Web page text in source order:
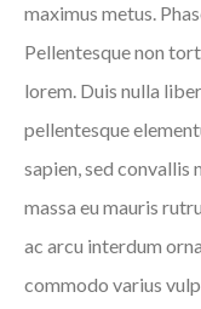
maximus metus.
Pellentesque non
lorem. Duis nulla
pellentesque
sapien, sed convallis
massa eu mauris
ac arcu interdum
commodo varius